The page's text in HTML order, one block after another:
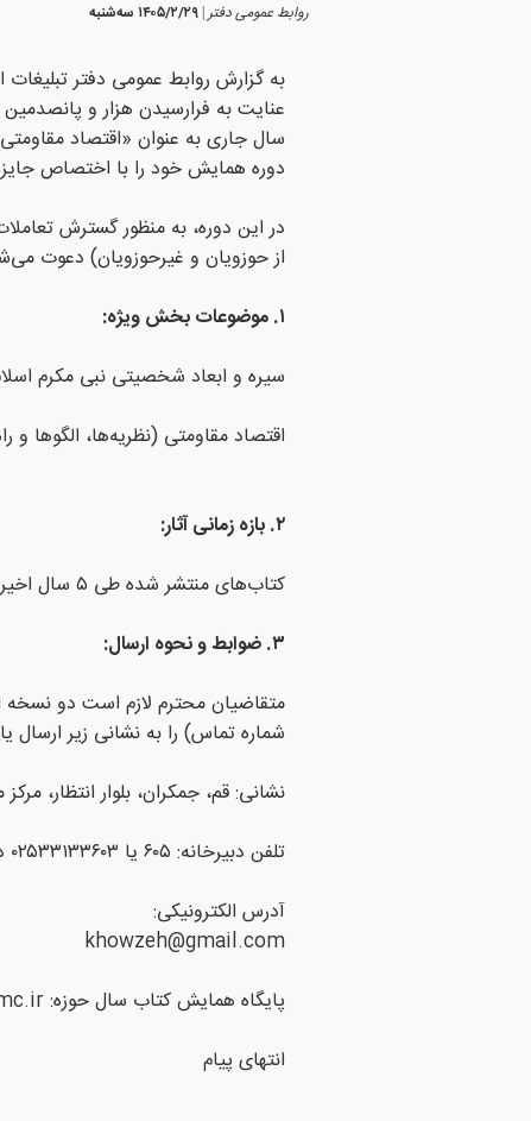
روابط عمومی دفتر ۱۴۰۵/۲/۲۹ سه‌شنبه
به گزارش روابط عمومی دفتر تبلیغات
عنایت به فرارسیدن هزار و
سال جاری به عنوان «اقتصاد
دوره همایش خود را با اختصاص
در این دوره، به منظور گسترش
از حوزویان و غیرحوزویان) دعوت
۱. موضوعات بخش ویژه:
سیره و ابعاد شخصیتی نبی مکرم
اقتصاد مقاومتی (نظریه‌ها، الگوها و
۲. بازه زمانی آثار:
کتاب‌های منتشر شده طی ۵ سال اخیر (۱۳۹۹ الی ۱۴۰۴) مشمول شرکت در این فراخوان می‌باشند.
۳. ضوابط و نحوه ارسال:
متقاضیان محترم لازم است دو نسخه
شماره تماس) را به نشانی زیر
نشانی: قم، جمکران، بلوار انتظار،
تلفن دبیرخانه: ۶۰۵ یا ۰۲۵۳۳۱۳۳۶۰۳ در ساعات اداری
آدرس الکترونیکی:
khowzeh@gmail.com
پایگاه همایش کتاب سال حوزه: https://ketabehowzeh.ismc.ir
انتهای پیام